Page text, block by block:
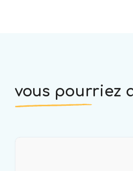
vous pourriez